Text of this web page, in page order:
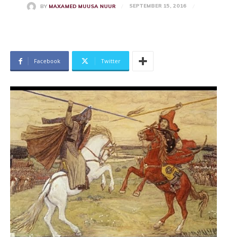
BY MAXAMED MUUSA NUUR SEPTEMBER 15, 2016
Facebook Twitter